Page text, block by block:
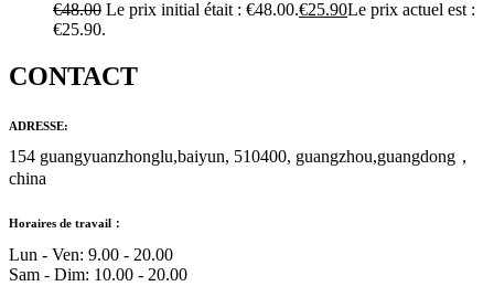
€48.00 Le prix initial était : €48.00.€25.90Le prix actuel est :
€25.90.
CONTACT
ADRESSE:
154 guangyuanzhonglu,baiyun, 510400, guangzhou,guangdong，
china
Horaires de travail：
Lun - Ven: 9.00 - 20.00
Sam - Dim: 10.00 - 20.00